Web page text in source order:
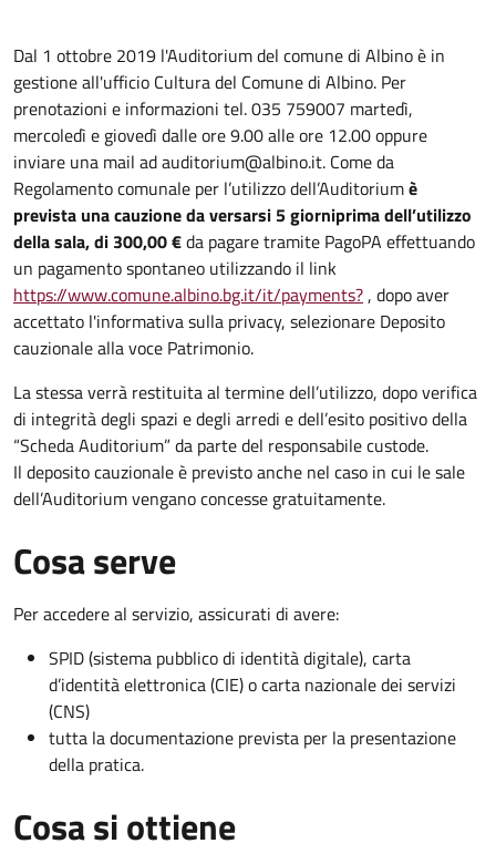
Dal 1 ottobre 2019 l'Auditorium del comune di Albino è in
gestione all'ufficio Cultura del Comune di Albino. Per
prenotazioni e informazioni tel. 035 759007 martedì,
mercoledì e giovedì dalle ore 9.00 alle ore 12.00 oppure
inviare una mail ad auditorium@albino.it. Come da
Regolamento comunale per l’utilizzo dell’Auditoriumè
prevista una cauzione da versarsi 5 giorniprima dell’utilizzo
della sala, di 300,00 €da pagare tramite PagoPA effettuando
un pagamento spontaneo utilizzando il link
https://www.comune.albino.bg.it/it/payments?, dopo aver
accettato l'informativa sulla privacy, selezionare Deposito
cauzionale alla voce Patrimonio.
La stessa verrà restituita al termine dell’utilizzo, dopo verifica
di integrità degli spazi e degli arredi e dell’esito positivo della
“Scheda Auditorium” da parte del responsabile custode.
Il deposito cauzionale è previsto anche nel caso in cui le sale
dell’Auditorium vengano concesse gratuitamente.
Cosa serve
Per accedere al servizio, assicurati di avere:
SPID (sistema pubblico di identità digitale), carta
d’identità elettronica (CIE) o carta nazionale dei servizi
(CNS)
tutta la documentazione prevista per la presentazione
della pratica.
Cosa si ottiene